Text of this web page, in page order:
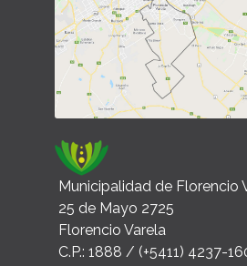
Municipalidad de Florencio
25 de Mayo 2725
Florencio Varela
C.P.: 1888 / (+5411) 4237-